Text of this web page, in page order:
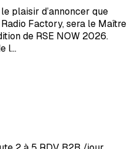
plaisir d’annoncer que
Factory, sera le Maître
de RSE NOW 2026.
l…